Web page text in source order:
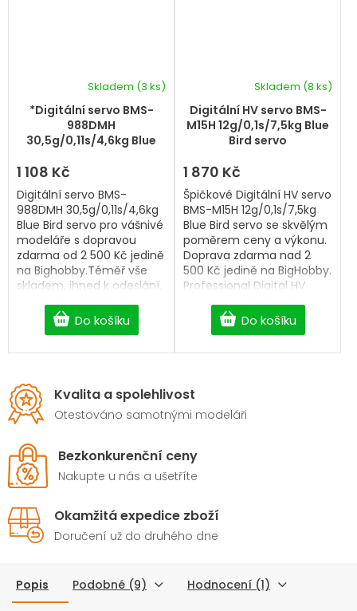
*Digitální servo BMS-
988DMH
30,5g/0,11s/4,6kg Blue
Skladem (3 ks)
1 108 Kč
Do košíku
Digitální servo BMS-
988DMH 30,5g/0,11s/4,6kg
Blue Bird servo pro vášnivé
modeláře s dopravou
zdarma od 2 500 Kč jedině
na Bighobby.Téměř vše
skladem, ihned k odeslání.
Professional Digital servo.
Digitální HV servo BMS-
M15H 12g/0,1s/7,5kg Blue
Bird servo
Skladem (8 ks)
1 870 Kč
Do košíku
Špičkové Digitální HV servo
BMS-M15H 12g/0,1s/7,5kg
Blue Bird servo se skvělým
poměrem ceny a výkonu.
Doprava zdarma nad 2
500 Kč jedině na BigHobby.
Professional Digital HV
servo.
Kvalita a spolehlivost
Otestováno samotnými modeláři
Bezkonkurenční ceny
Nakupte u nás a ušetříte
Okamžitá expedice zboží
Doručení už do druhého dne
Popis Podobné (9) Hodnocení (1)